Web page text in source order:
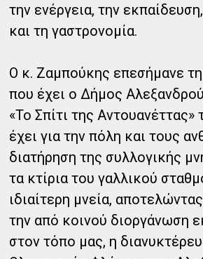
την ενέργεια, την
και τη γαστρονομία.
Ο κ. Ζαμπούκης επεσήμανε
που έχει ο Δήμος
«Το Σπίτι της Αντουανέττας»
έχει για την πόλη και τους
διατήρηση της συλλογικής
τα κτίρια του γαλλικού
ιδιαίτερη μνεία,
την από κοινού διοργάνωση
στον τόπο μας, η